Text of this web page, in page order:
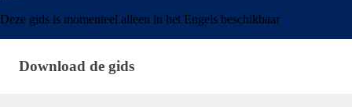
Deze gids is momenteel alleen in het Engels beschikbaar
Download de gids · research/benefits-for-
Download de gids